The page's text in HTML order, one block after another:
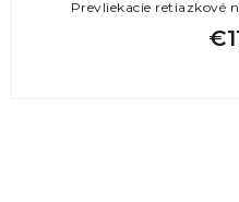
Prevliekacie retiazkové